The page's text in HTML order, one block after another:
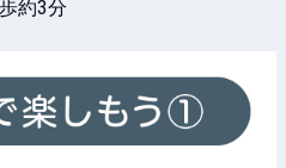
約3分